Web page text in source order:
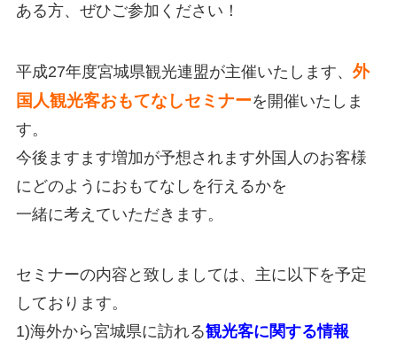
ある方、ぜひご参加ください！
平成27年度宮城県観光連盟が主催いたします、 外
国人観光客おもてなしセミナーを開催いたしま
す。
今後ますます増加が予想されます外国人のお客様
にどのようにおもてなしを行えるかを
一緒に考えていただきます。
セミナーの内容と致しましては、主に以下を予定
しております。
1)海外から宮城県に訪れる観光客に関する情報